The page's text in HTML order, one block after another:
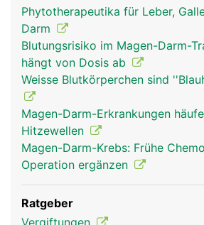
Phytotherapeutika für Leber,
Darm
Blutungsrisiko im Magen-Darm-
hängt von Dosis ab
Weisse Blutkörperchen sind
Magen-Darm-Erkrankungen
Hitzewellen
Magen-Darm-Krebs: Frühe
Operation ergänzen
Ratgeber
Vergiftungen